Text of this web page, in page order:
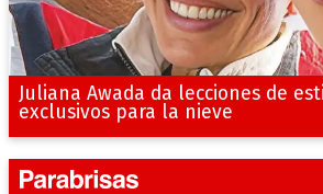
Juliana Awada da lecciones de
exclusivos para la nieve